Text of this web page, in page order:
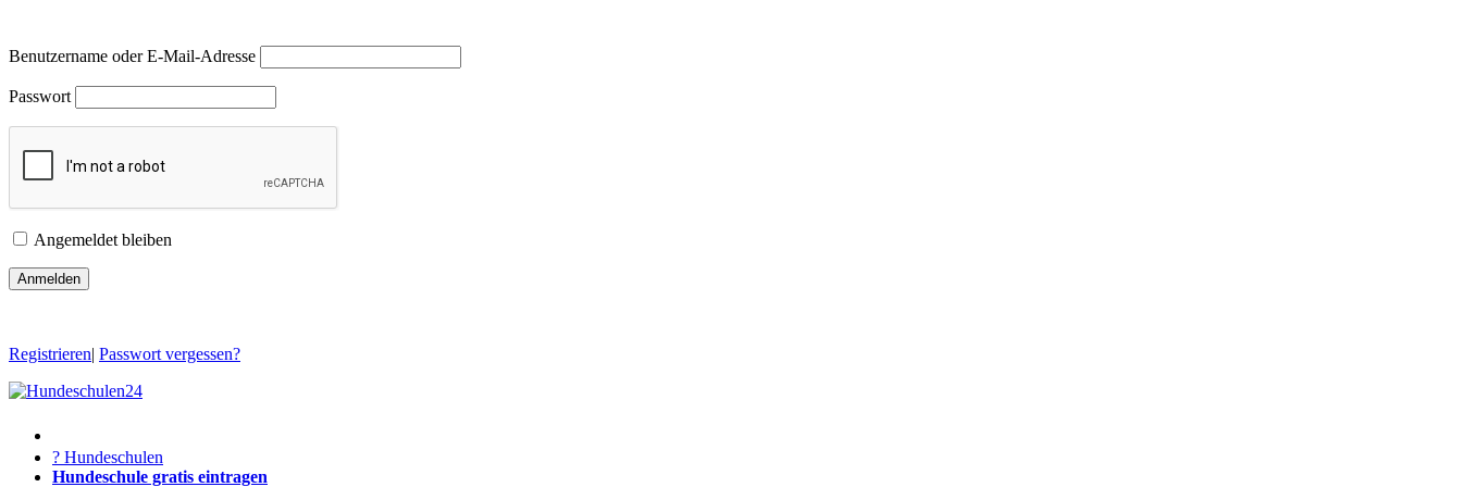
Benutzername oder E-Mail-Adresse
Passwort
Angemeldet bleiben
Registrieren| Passwort vergessen?
? Hundeschulen
Hundeschule gratis eintragen